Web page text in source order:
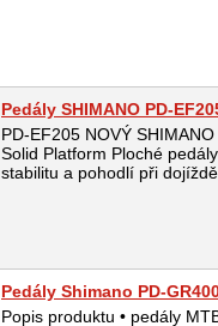
Pedály SHIMANO PD-
PD-EF205 NOVÝ
Solid Platform Ploché
stabilitu a pohodlí při
Pedály Shimano PD-
Popis produktu • pedály